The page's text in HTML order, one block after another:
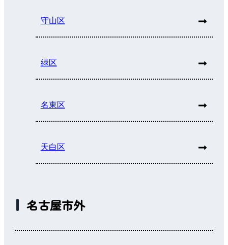
守山区
緑区
名東区
天白区
名古屋市外